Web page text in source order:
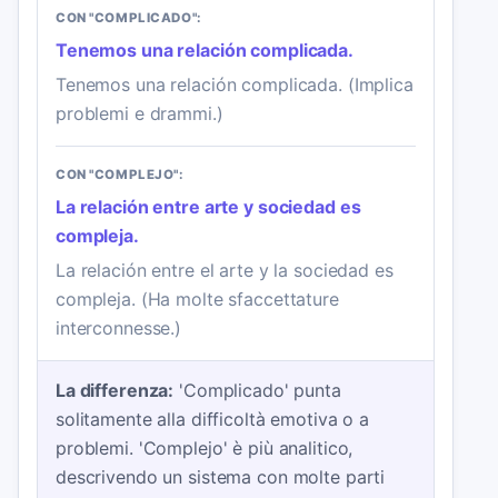
CON "COMPLICADO":
Tenemos una relación complicada.
Tenemos una relación complicada. (Implica
problemi e drammi.)
CON "COMPLEJO":
La relación entre arte y sociedad es
compleja.
La relación entre el arte y la sociedad es
compleja. (Ha molte sfaccettature
interconnesse.)
La differenza: 'Complicado' punta
solitamente alla difficoltà emotiva o a
problemi. 'Complejo' è più analitico,
descrivendo un sistema con molte parti